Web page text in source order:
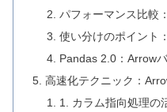
パフォーマンス比較
使い分けのポイント
Pandas 2.0：Arrow
高速化テクニック：
1. カラム指向処理の